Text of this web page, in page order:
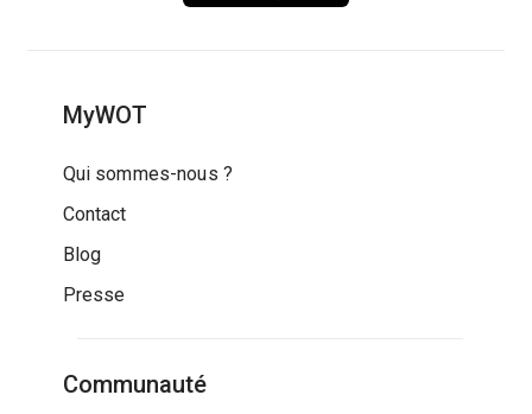
MyWOT
Qui sommes-nous ?
Contact
Blog
Presse
Communauté